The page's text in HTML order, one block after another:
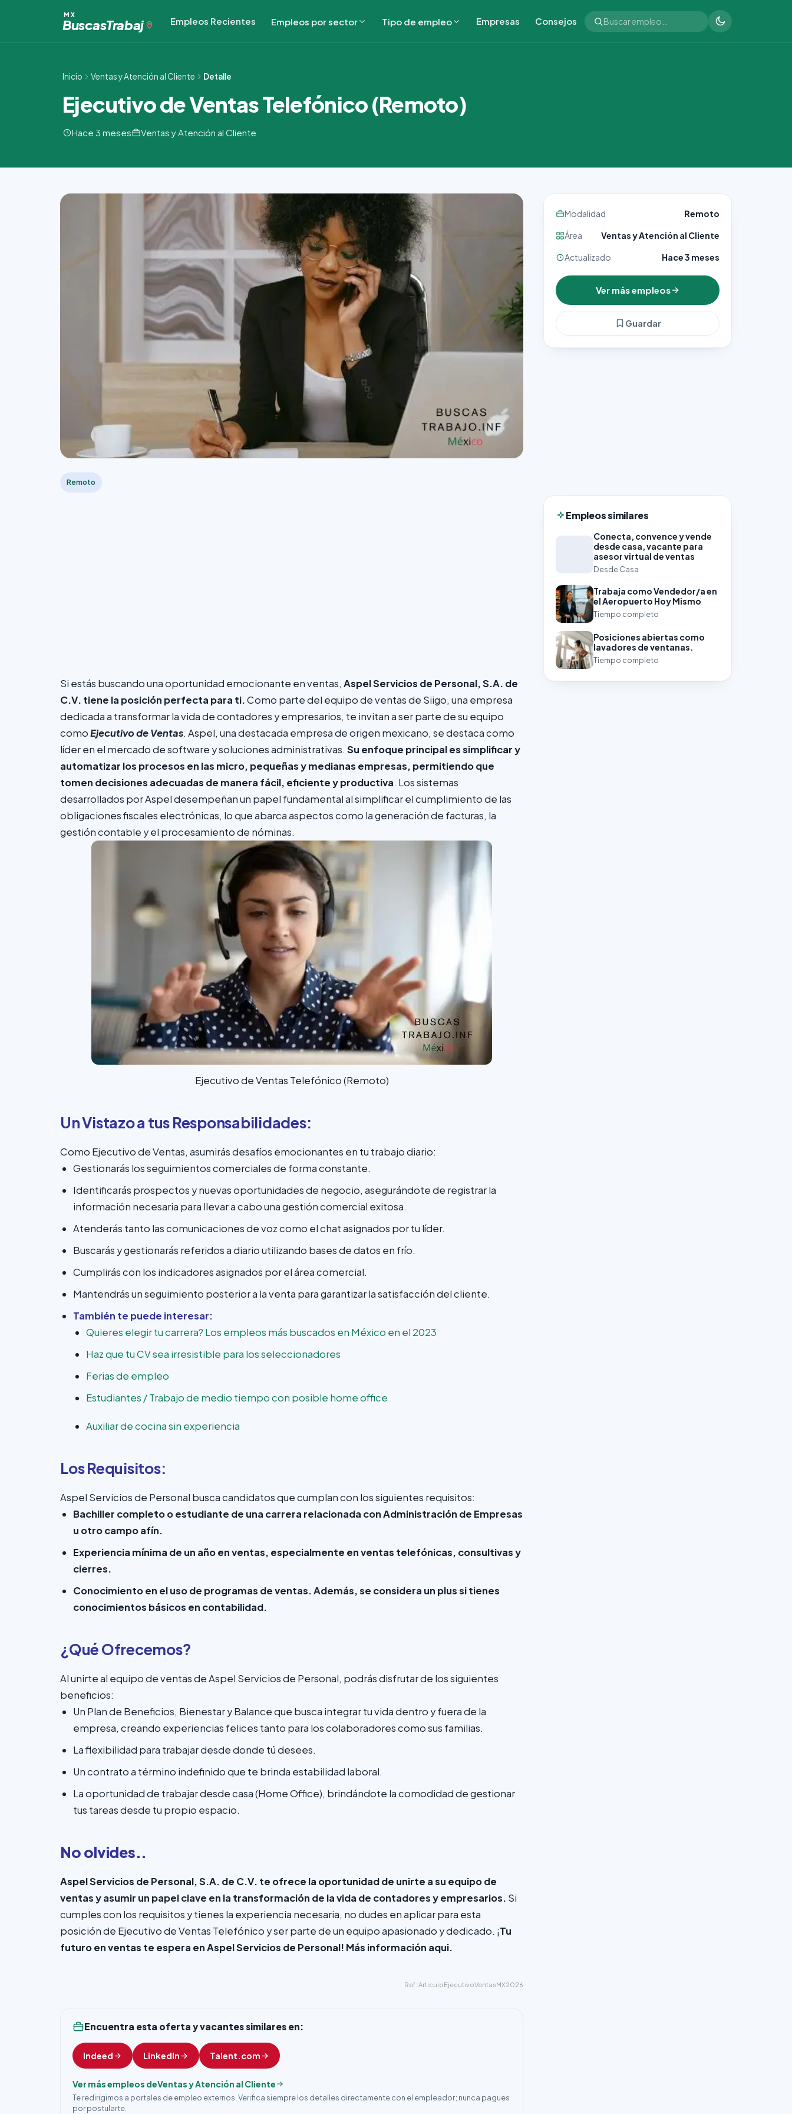
MX
BuscasTrabaj Empleos Recientes Empleos por sector Tipo de empleo Empresas Consejos
Inicio Ventas y Atención al Cliente Detalle
Ejecutivo de Ventas Telefónico (Remoto)
Hace 3 meses Ventas y Atención al Cliente
Remoto
Si estás buscando una oportunidad emocionante en ventas, Aspel Servicios de Personal, S.A. de
C.V. tiene la posición perfecta para ti.Como parte del equipo de ventas de Siigo, una empresa
dedicada a transformar la vida de contadores y empresarios, te invitan a ser parte de su equipo
comoEjecutivo de Ventas. Aspel, una destacada empresa de origen mexicano, se destaca como
líder en el mercado de software y soluciones administrativas. Su enfoque principal es simplificar y
automatizar los procesos en las micro, pequeñas y medianas empresas, permitiendo que
tomen decisiones adecuadas de manera fácil, eficiente y productiva. Los sistemas
desarrollados por Aspel desempeñan un papel fundamental al simplificar el cumplimiento de las
obligaciones fiscales electrónicas, lo que abarca aspectos como la generación de facturas, la
gestión contable y el procesamiento de nóminas.
Ejecutivo de Ventas Telefónico (Remoto)
Un Vistazo a tus Responsabilidades:
Como Ejecutivo de Ventas, asumirás desafíos emocionantes en tu trabajo diario:
Gestionarás los seguimientos comerciales de forma constante.
Identificarás prospectos y nuevas oportunidades de negocio, asegurándote de registrar la
información necesaria para llevar a cabo una gestión comercial exitosa.
Atenderás tanto las comunicaciones de voz como el chat asignados por tu líder.
Buscarás y gestionarás referidos a diario utilizando bases de datos en frío.
Cumplirás con los indicadores asignados por el área comercial.
Mantendrás un seguimiento posterior a la venta para garantizar la satisfacción del cliente.
También te puede interesar:
Quieres elegir tu carrera? Los empleos más buscados en México en el 2023
Haz que tu CV sea irresistible para los seleccionadores
Ferias de empleo
Estudiantes / Trabajo de medio tiempo con posible home office
Auxiliar de cocina sin experiencia
Los Requisitos:
Aspel Servicios de Personal busca candidatos que cumplan con los siguientes requisitos:
Bachiller completo o estudiante de una carrera relacionada con Administración de Empresas
u otro campo afín.
Experiencia mínima de un año en ventas, especialmente en ventas telefónicas, consultivas y
cierres.
Conocimiento en el uso de programas de ventas. Además, se considera un plus si tienes
conocimientos básicos en contabilidad.
¿Qué Ofrecemos?
Al unirte al equipo de ventas de Aspel Servicios de Personal, podrás disfrutar de los siguientes
beneficios:
Un Plan de Beneficios, Bienestar y Balance que busca integrar tu vida dentro y fuera de la
empresa, creando experiencias felices tanto para los colaboradores como sus familias.
La flexibilidad para trabajar desde donde tú desees.
Un contrato a término indefinido que te brinda estabilidad laboral.
La oportunidad de trabajar desde casa (Home Office), brindándote la comodidad de gestionar
tus tareas desde tu propio espacio.
No olvides..
Aspel Servicios de Personal, S.A. de C.V. te ofrece la oportunidad de unirte a su equipo de
ventas y asumir un papel clave en la transformación de la vida de contadores y empresarios. Si
cumples con los requisitos y tienes la experiencia necesaria, no dudes en aplicar para esta
posición de Ejecutivo de Ventas Telefónico y ser parte de un equipo apasionado y dedicado. ¡Tu
futuro en ventas te espera en Aspel Servicios de Personal! Más información aqui.
Ref: ArticuloEjecutivoVentasMX2026
Encuentra esta oferta y vacantes similares en:
Indeed LinkedIn Talent.com
Ver más empleos deVentas y Atención al Cliente
Te redirigimos a portales de empleo externos. Verifica siempre los detalles directamente con el empleador; nunca pagues
por postularte.
Modalidad Remoto
Área Ventas y Atención al Cliente
Actualizado Hace 3 meses
Ver más empleos
Guardar
Empleos similares
Conecta, convence y vende
desde casa, vacante para
asesor virtual de ventas
Desde Casa
Trabaja como Vendedor/a en
el Aeropuerto Hoy Mismo
Tiempo completo
Posiciones abiertas como
lavadores de ventanas.
Tiempo completo